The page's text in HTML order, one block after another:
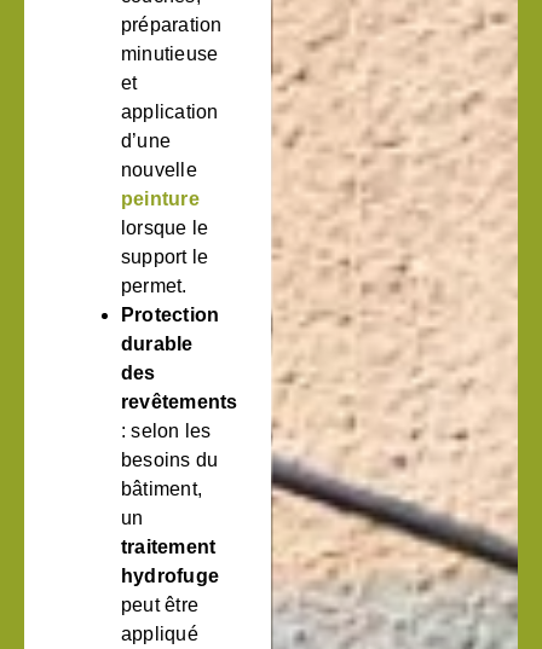
préparation
minutieuse
et
application
d’une
nouvelle
peinture
lorsque le
support le
permet.
Protection
durable
des
revêtements
: selon les
besoins du
bâtiment,
un
traitement
hydrofuge
peut être
appliqué